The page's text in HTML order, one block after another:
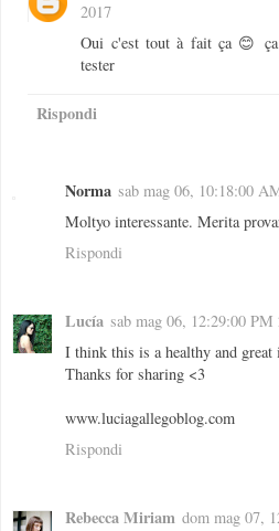
2017
Oui c'est tout à fait ça 😊
tester
Rispondi
Norma sab mag 06, 10:18:00
Moltyo interessante. Merita
Rispondi
Lucía sab mag 06, 12:29:00 PM
I think this is a healthy and great
Thanks for sharing <3
www.luciagallegoblog.com
Rispondi
Rebecca Miriam dom mag 07,